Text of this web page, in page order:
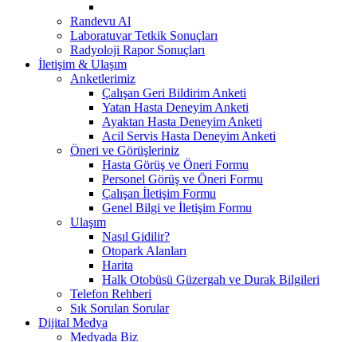
Randevu Al
Laboratuvar Tetkik Sonuçları
Radyoloji Rapor Sonuçları
İletişim & Ulaşım
Anketlerimiz
Çalışan Geri Bildirim Anketi
Yatan Hasta Deneyim Anketi
Ayaktan Hasta Deneyim Anketi
Acil Servis Hasta Deneyim Anketi
Öneri ve Görüşleriniz
Hasta Görüş ve Öneri Formu
Personel Görüş ve Öneri Formu
Çalışan İletişim Formu
Genel Bilgi ve İletişim Formu
Ulaşım
Nasıl Gidilir?
Otopark Alanları
Harita
Halk Otobüsü Güzergah ve Durak Bilgileri
Telefon Rehberi
Sık Sorulan Sorular
Dijital Medya
Medyada Biz